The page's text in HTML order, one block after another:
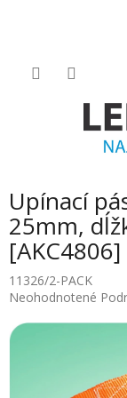
Upínací
25mm,
[AKC4806]
11326/2-PACK
Priemerné
produktu
Neohodnotené